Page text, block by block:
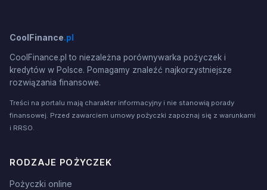
CoolFinance.pl
CoolFinance.pl to niezależna porównywarka pożyczek i
kredytów w Polsce. Pomagamy znaleźć najkorzystniejsze
rozwiązania finansowe.
Treści na portalu mają charakter informacyjny i nie stanowią porady
finansowej. Przed zawarciem umowy pożyczki zapoznaj się z warunkami
i RRSO.
RODZAJE POŻYCZEK
Pożyczki online